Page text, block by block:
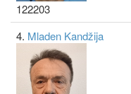
122203
4. Mladen Kandžija